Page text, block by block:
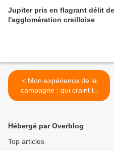
Jupiter pris en flagrant délit
l'agglomération creilloise
< Mon expérience de la
campagne : qui craint la
confrontation ?
Hébergé par Overblog
Top articles